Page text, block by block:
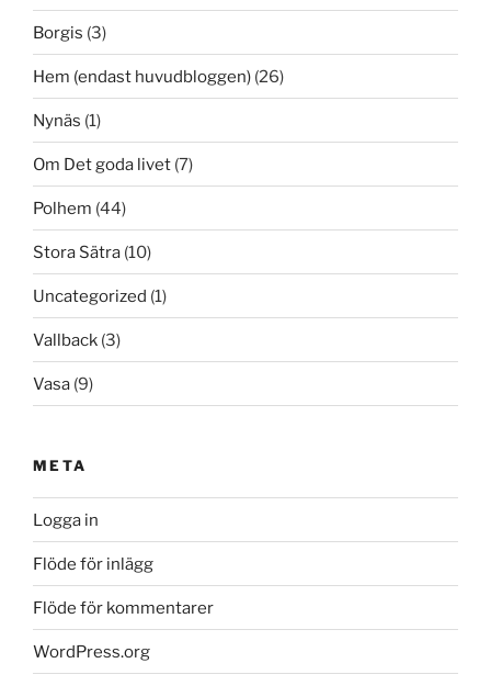
Borgis (3)
Hem (endast huvudbloggen) (26)
Nynäs (1)
Om Det goda livet (7)
Polhem (44)
Stora Sätra (10)
Uncategorized (1)
Vallback (3)
Vasa (9)
META
Logga in
Flöde för inlägg
Flöde för kommentarer
WordPress.org